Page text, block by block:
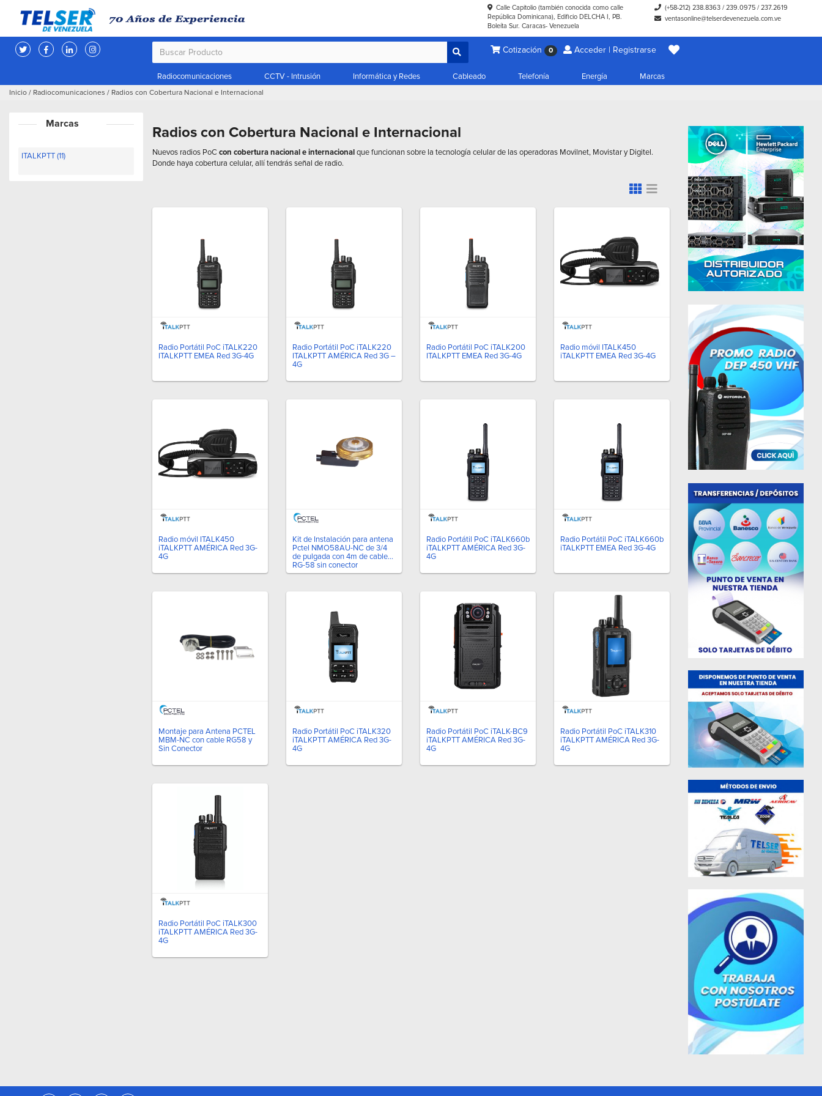
Calle Capitolio (también conocida como calle
República Dominicana), Edificio DELCHA I, PB.
Boleíta Sur. Caracas- Venezuela
(+58-212) 238.8363 /239.0975 /237.2619
ventasonline@telserdevenezuela.com.ve
Cotización 0 Acceder | Registrarse
Radiocomunicaciones CCTV - Intrusión Informática y Redes Cableado Telefonía Energía Marcas
Inicio / Radiocomunicaciones / Radios con Cobertura Nacional e Internacional
Marcas
ITALKPTT (11)
Radios con Cobertura Nacional e Internacional
Nuevos radios PoCcon cobertura nacional e internacionalque funcionan sobre la tecnología celular de las operadoras Movilnet, Movistar y Digitel.
Donde haya cobertura celular, allí tendrás señal de radio.
Radio Portátil PoC iTALK220
ITALKPTT EMEA Red 3G-4G
Radio Portátil PoC iTALK220
ITALKPTT AMÉRICA Red 3G –
4G
Radio Portátil PoC iTALK200
ITALKPTT EMEA Red 3G-4G
Radio móvil ITALK450
iTALKPTT EMEA Red 3G-4G
Radio móvil ITALK450
iTALKPTT AMÉRICA Red 3G-
4G
Kit de Instalación para antena
Pctel NMO58AU-NC de 3/4
de pulgada con 4m de cable
RG-58 sin conector
Radio Portátil PoC iTALK660b
iTALKPTT AMÉRICA Red 3G-
4G
Radio Portátil PoC iTALK660b
iTALKPTT EMEA Red 3G-4G
Montaje para Antena PCTEL
MBM-NC con cable RG58 y
Sin Conector
Radio Portátil PoC iTALK320
iTALKPTT AMÉRICA Red 3G-
4G
Radio Portátil PoC iTALK-BC9
iTALKPTT AMÉRICA Red 3G-
4G
Radio Portátil PoC iTALK310
iTALKPTT AMÉRICA Red 3G-
4G
Radio Portátil PoC iTALK300
iTALKPTT AMÉRICA Red 3G-
4G